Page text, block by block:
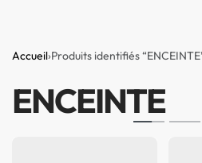
Accueil›Produits identifiés
ENCEINTE